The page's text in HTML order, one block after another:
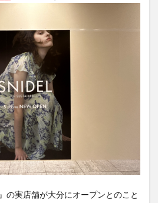
』の実店舗が大分にオープンとのこと